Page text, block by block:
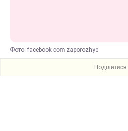
Фото: facebook com zaporozhye
Поділитися: